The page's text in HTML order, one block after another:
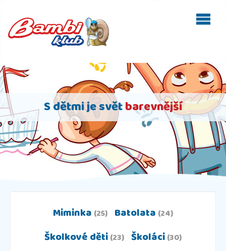
S dětmi je světbarevnější
Miminka (25) Batolata (24)
Školkové děti (23) Školáci (30)